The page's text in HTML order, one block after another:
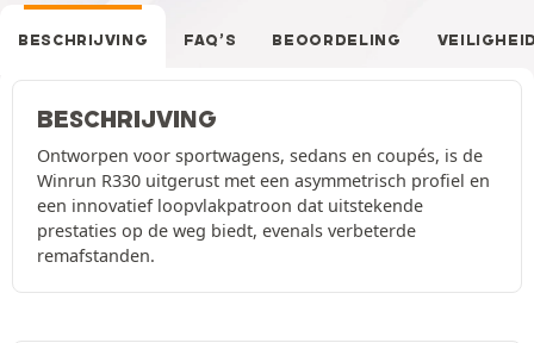
BESCHRIJVING FAQ’S BEOORDELING
BESCHRIJVING
Ontworpen voor sportwagens, sedans en coupés, is de
Winrun R330 uitgerust met een asymmetrisch profiel en
een innovatief loopvlakpatroon dat uitstekende
prestaties op de weg biedt, evenals verbeterde
remafstanden.